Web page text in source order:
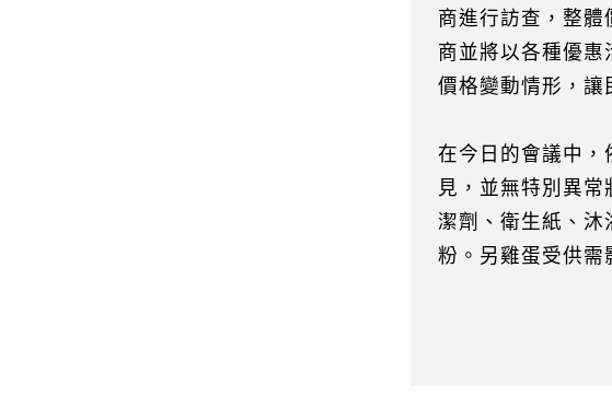
商進行訪查，整
商並將以各種優
價格變動情形，讓
在今日的會議中，
見，並無特別異
潔劑、衛生紙、沐
粉。另雞蛋受供需